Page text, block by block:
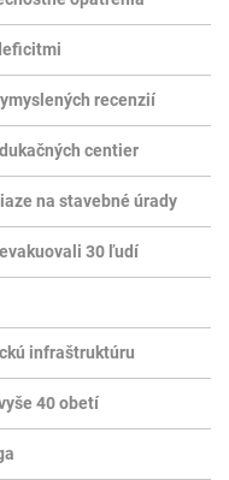
recenzií
centier
na stavebné úrady
30 ľudí
infraštruktúru
40 obetí